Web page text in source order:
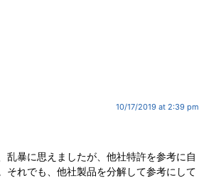
10/17/2019 at 2:39 pm
乱暴に思えましたが、他社特許を参考に自
それでも、他社製品を分解して参考にして